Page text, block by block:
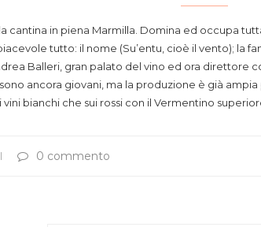
cantina in piena Marmilla. Domina ed occupa
tutto: il nome (Su’entu, cioè il vento); la
Balleri, gran palato del vino ed ora direttore
ancora giovani, ma la produzione è già
vini bianchi che sui rossi con il Vermentino
0 commento